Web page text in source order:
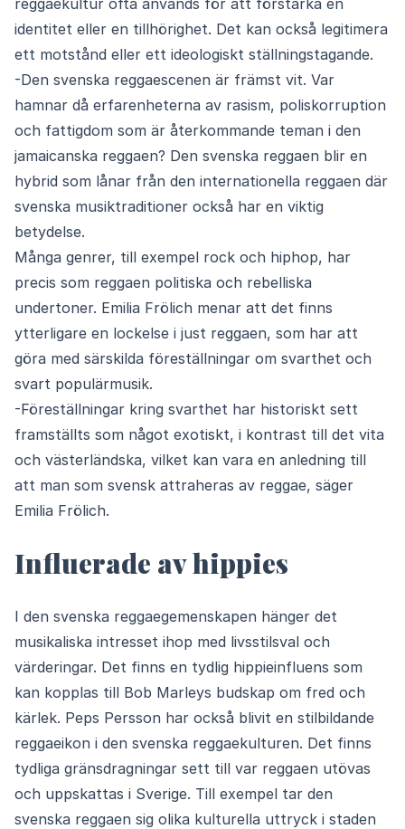
reggaekultur ofta används för att förstärka en
identitet eller en tillhörighet. Det kan också legitimera
ett motstånd eller ett ideologiskt ställningstagande.
-Den svenska reggaescenen är främst vit. Var
hamnar då erfarenheterna av rasism, poliskorruption
och fattigdom som är återkommande teman i den
jamaicanska reggaen? Den svenska reggaen blir en
hybrid som lånar från den internationella reggaen där
svenska musiktraditioner också har en viktig
betydelse.
Många genrer, till exempel rock och hiphop, har
precis som reggaen politiska och rebelliska
undertoner. Emilia Frölich menar att det finns
ytterligare en lockelse i just reggaen, som har att
göra med särskilda föreställningar om svarthet och
svart populärmusik.
-Föreställningar kring svarthet har historiskt sett
framställts som något exotiskt, i kontrast till det vita
och västerländska, vilket kan vara en anledning till
att man som svensk attraheras av reggae, säger
Emilia Frölich.
Influerade av hippies
I den svenska reggaegemenskapen hänger det
musikaliska intresset ihop med livsstilsval och
värderingar. Det finns en tydlig hippieinfluens som
kan kopplas till Bob Marleys budskap om fred och
kärlek. Peps Persson har också blivit en stilbildande
reggaeikon i den svenska reggaekulturen. Det finns
tydliga gränsdragningar sett till var reggaen utövas
och uppskattas i Sverige. Till exempel tar den
svenska reggaen sig olika kulturella uttryck i staden